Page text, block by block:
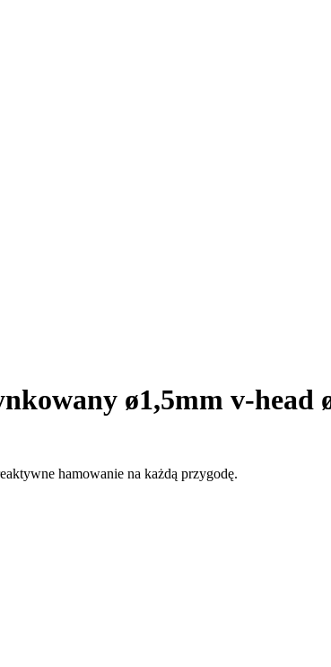
ø1,5mm v-head
hamowanie na każdą przygodę.